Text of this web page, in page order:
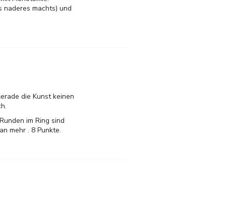
naderes machts) und
die Kunst keinen
im Ring sind
mehr . 8 Punkte.